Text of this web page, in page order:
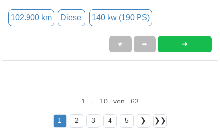
102.900 km Diesel 140 kw (190 PS)
★ ➦ ➜
1 - 10 von 63
1 2 3 4 5 ❯ ❯❯